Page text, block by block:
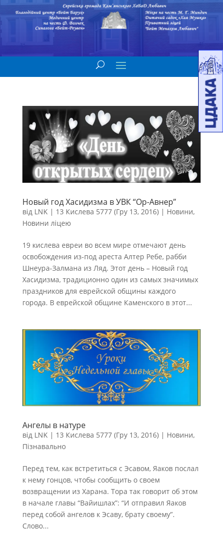
Новый год Хасидизма в УВК “Ор-Авнер”
від LNK| 13 Кислева 5777 (Гру 13, 2016)| Новини,
Новини ліцею
19 кислева евреи во всем мире отмечают день
освобождения из-под ареста Алтер Ребе, рабби
Шнеура-Залмана из Ляд. Этот день – Новый год
Хасидизма, традиционно один из самых значимых
праздников для еврейской общины каждого
города. В еврейской общине Каменского в этот...
Ангелы в натуре
від LNK | 13 Кислева 5777 (Гру 13, 2016)| Новини,
Пізнавально
Перед тем, как встретиться с Эсавом, Яаков послал
к нему гонцов, чтобы сообщить о своем
возвращении из Харана. Тора так говорит об этом
в начале главы “Вайишлах”: “И отправил Яаков
перед собой ангелов к Эсаву, брату своему”.
Слово...